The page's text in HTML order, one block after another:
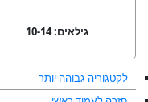
לקטגוריה גבוהה יותר
גילאים: 10-14